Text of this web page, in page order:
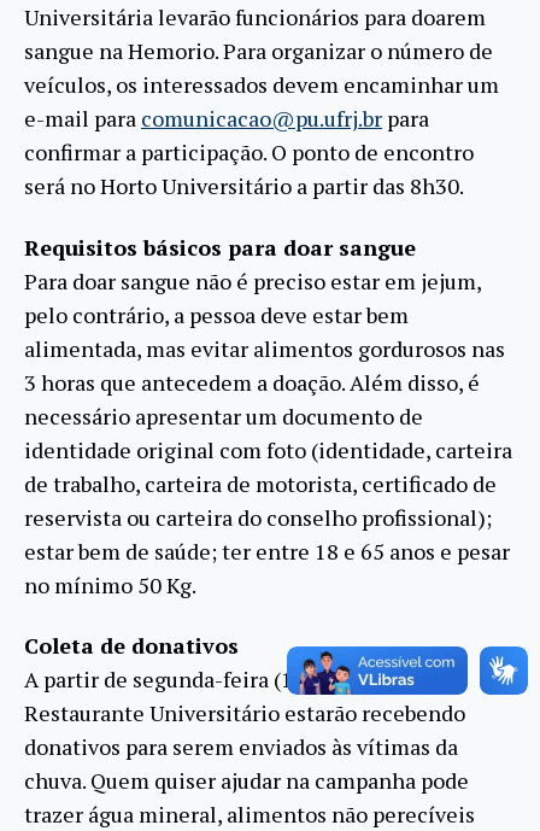
Universitária levarão funcionários para doarem
sangue na Hemorio. Para organizar o número de
veículos, os interessados devem encaminhar um
e-mail para comunicacao@pu.ufrj.br para
confirmar a participação. O ponto de encontro
será no Horto Universitário a partir das 8h30.
Requisitos básicos para doar sangue
Para doar sangue não é preciso estar em jejum,
pelo contrário, a pessoa deve estar bem
alimentada, mas evitar alimentos gordurosos nas
3 horas que antecedem a doação. Além disso, é
necessário apresentar um documento de
identidade original com foto (identidade, carteira
de trabalho, carteira de motorista, certificado de
reservista ou carteira do conselho profissional);
estar bem de saúde; ter entre 18 e 65 anos e pesar
no mínimo 50 Kg.
Coleta de donativos
A partir de segunda-feira (17/1), o GOTA e o
Restaurante Universitário estarão recebendo
donativos para serem enviados às vítimas da
chuva. Quem quiser ajudar na campanha pode
trazer água mineral, alimentos não perecíveis